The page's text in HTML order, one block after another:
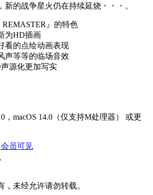
新的战争星火仍在持续延烧・・・。
REMASTER』的特色
为HD插画
看的点绘动画表现
声等等的临场音效
源化更加写实
，macOS 14.0（仅支持M处理器） 或更
员可见
，未经允许请勿转载。